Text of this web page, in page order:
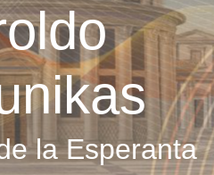
la Esperanta